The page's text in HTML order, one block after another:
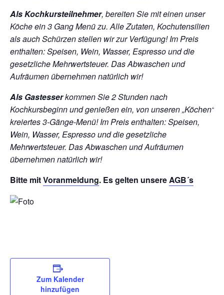
Als Kochkursteilnehmer, bereiten Sie mit einen unser
Köche ein 3 Gang Menü zu. Alle Zutaten, Kochutensilien
als auch Schürzen stellen wir zur Verfügung!Im Preis
enthalten: Speisen, Wein, Wasser, Espresso und die
gesetzliche Mehrwertsteuer. Das Abwaschen und
Aufräumen übernehmen natürlich wir!
Als Gastesserkommen Sie 2 Stunden nach
Kochkursbeginn und genießen ein, von unseren „Köchen“
kreiertes 3-Gänge-Menü!Im Preis enthalten: Speisen,
Wein, Wasser, Espresso und die gesetzliche
Mehrwertsteuer. Das Abwaschen und Aufräumen
übernehmen natürlich wir!
Bitte mitVoranmeldung. Es gelten unsereAGB´s
Zum Kalender
hinzufügen